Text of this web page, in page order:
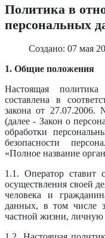
Политика в
персональных
Создано: 07 мая
1. Общие положения
Настоящая
составлена в
закона от
(далее - Закон о
обработки
безопасности
«Полное название
1.1. Оператор ставит
осуществления своей
человека и
данных, в том числе
частной жизни,